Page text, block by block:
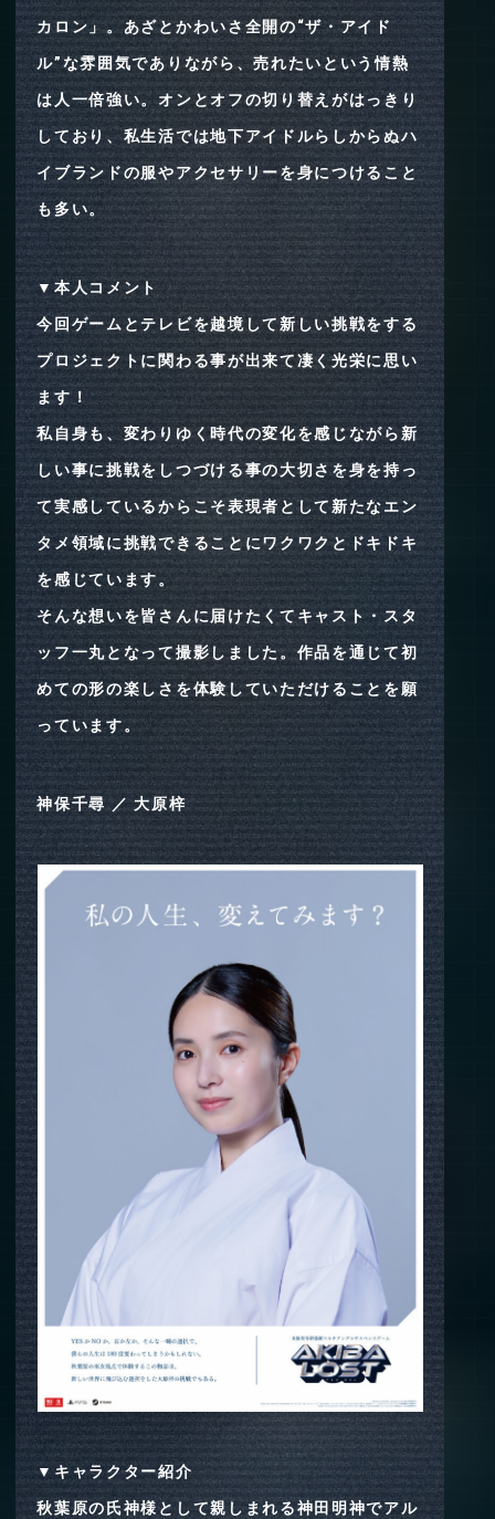
カロン」。あざとかわいさ全開の“ザ・アイド
ル”な雰囲気でありながら、売れたいという情熱
は人一倍強い。オンとオフの切り替えがはっきり
しており、私生活では地下アイドルらしからぬハ
イブランドの服やアクセサリーを身につけること
も多い。
▼本人コメント
今回ゲームとテレビを越境して新しい挑戦をする
プロジェクトに関わる事が出来て凄く光栄に思い
ます！
私自身も、変わりゆく時代の変化を感じながら新
しい事に挑戦をしつづける事の大切さを身を持っ
て実感しているからこそ表現者として新たなエン
タメ領域に挑戦できることにワクワクとドキドキ
を感じています。
そんな想いを皆さんに届けたくてキャスト・スタ
ッフ一丸となって撮影しました。作品を通じて初
めての形の楽しさを体験していただけることを願
っています。
神保千尋 ／ 大原梓
▼キャラクター紹介
秋葉原の氏神様として親しまれる神田明神でアル